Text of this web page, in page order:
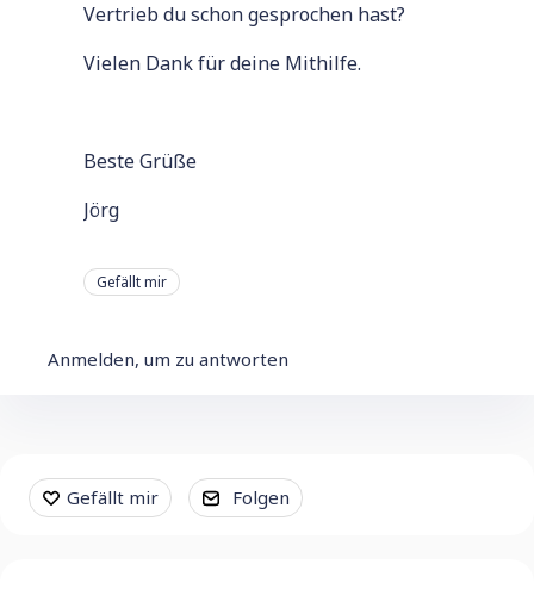
Vertrieb du schon gesprochen hast?
Vielen Dank für deine Mithilfe.
Beste Grüße
Jörg
Gefällt mir
Anmelden, um zu antworten
Content aside
Gefällt mir Folgen